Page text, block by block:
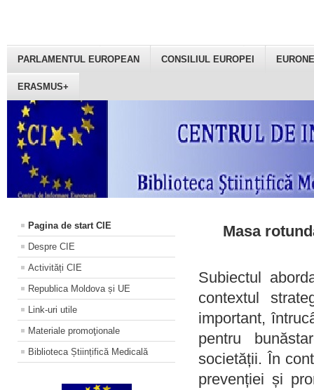
PARLAMENTUL EUROPEAN CONSILIUL EUROPEI
ERASMUS+
Pagina de start CIE
Despre CIE
Activități CIE
Republica Moldova și UE
Link-uri utile
Materiale promoţionale
Biblioteca Științifică Medicală
Masa
Subiectul
contextul
important,
pentru
societății. În
prevenției și